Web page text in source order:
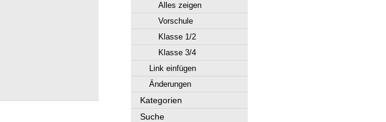
Alles zeigen
Vorschule
Klasse 1/2
Klasse 3/4
Link einfügen
Änderungen
Kategorien
Suche